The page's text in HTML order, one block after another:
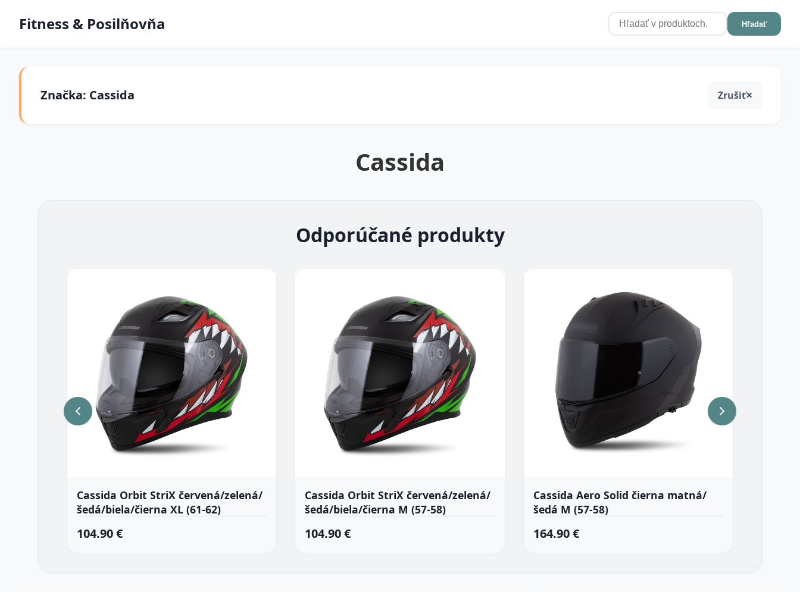
Fitness & Posilňovňa Hľadať
Značka: Cassida Zrušiť
Cassida
Odporúčané produkty
Cassida Orbit StriX červená/zelená/
šedá/biela/čierna XL (61-62)
104.90 €
Cassida Orbit StriX červená/zelená/
šedá/biela/čierna M (57-58)
104.90 €
Cassida Aero Solid čierna matná/
šedá M (57-58)
164.90 €